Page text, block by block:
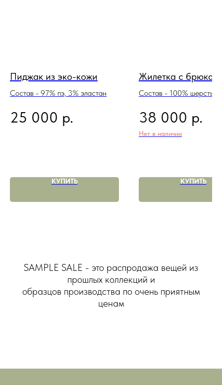
Пиджак из эко-кожи
Состав - 97% пэ, 3% эластан
25 000 р.
КУПИТЬ
Жилетка с
Состав - 100% шерсть
38 000 р.
Нет в наличии
КУПИТЬ
SAMPLE SALE - это распродажа вещей из
прошлых коллекций и
образцов производства по очень приятным
ценам